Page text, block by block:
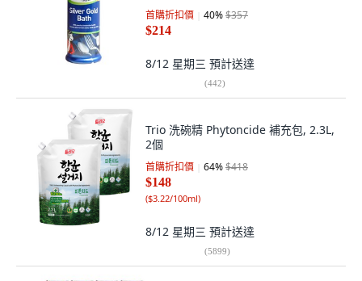
首購折扣價 40%$357
$214
8/12 星期三 預計送達
(442)
Trio 洗碗精 Phytoncide 補充包, 2.3L,
2個
首購折扣價 64%$418
$148
($3.22/100ml)
8/12 星期三 預計送達
(5899)